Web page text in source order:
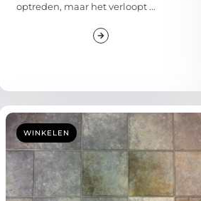
optreden, maar het verloopt ...
WINKELEN